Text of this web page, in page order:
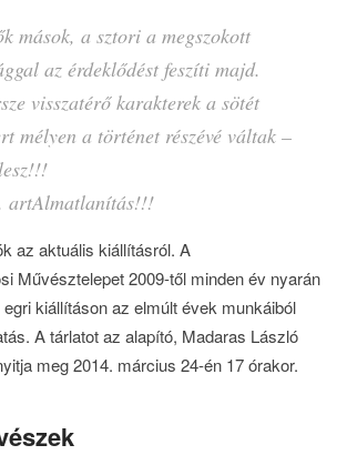
mások, a sztori a megszokott
az érdeklődést feszíti majd.
visszatérő karakterek a sötét
mélyen a történet részévé váltak –
artAlmatlanítás!!!
az aktuális kiállításról. A
Művésztelepet 2009-től minden év nyarán
kiállításon az elmúlt évek munkáiból
A tárlatot az alapító, Madaras László
meg 2014. március 24-én 17 órakor.